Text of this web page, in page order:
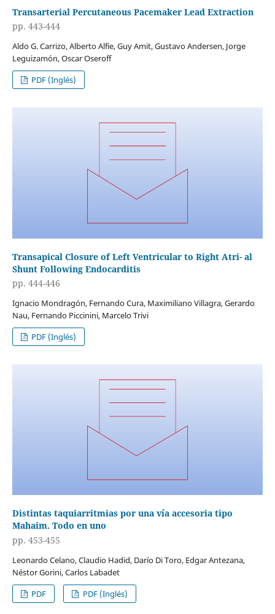
Transarterial Percutaneous Pacemaker Lead Extraction
pp. 443-444
Aldo G. Carrizo, Alberto Alfie, Guy Amit, Gustavo Andersen, Jorge
Leguizamón, Oscar Oseroff
PDF (Inglés)
Transapical Closure of Left Ventricular to Right Atri- al
Shunt Following Endocarditis
pp. 444-446
Ignacio Mondragón, Fernando Cura, Maximiliano Villagra, Gerardo
Nau, Fernando Piccinini, Marcelo Trivi
PDF (Inglés)
Distintas taquiarritmias por una vía accesoria tipo
Mahaim. Todo en uno
pp. 453-455
Leonardo Celano, Claudio Hadid, Darío Di Toro, Edgar Antezana,
Néstor Gorini, Carlos Labadet
PDF
PDF (Inglés)